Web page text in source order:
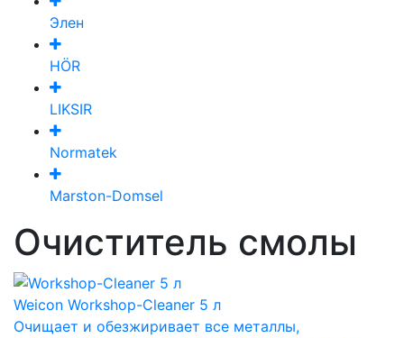
Элен
HÖR
LIKSIR
Normatek
Marston-Domsel
Очиститель смолы
Weicon Workshop-Cleaner 5 л
Очищает и обезжиривает все металлы,